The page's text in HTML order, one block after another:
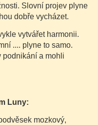
Slovní projev plyne
dobře vycházet.
vytvářet harmonii.
.... plyne to samo.
podnikání a mohli
Luny:
mozkový,